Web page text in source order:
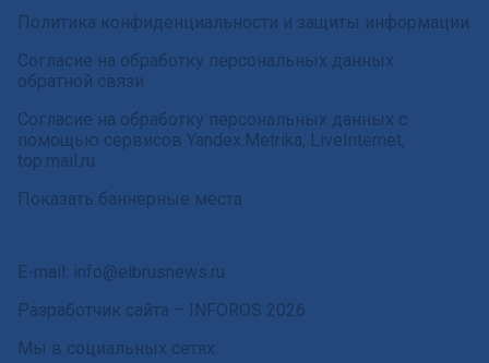
Политика конфиденциальности и защиты информации
Согласие на обработку персональных данных
обратной связи
Согласие на обработку персональных данных с
помощью сервисов Yandex.Metrika, LiveInternet,
top.mail.ru
Показать баннерные места
E-mail: info@elbrusnews.ru
Разработчик сайта – INFOROS 2026
Мы в социальных сетях: